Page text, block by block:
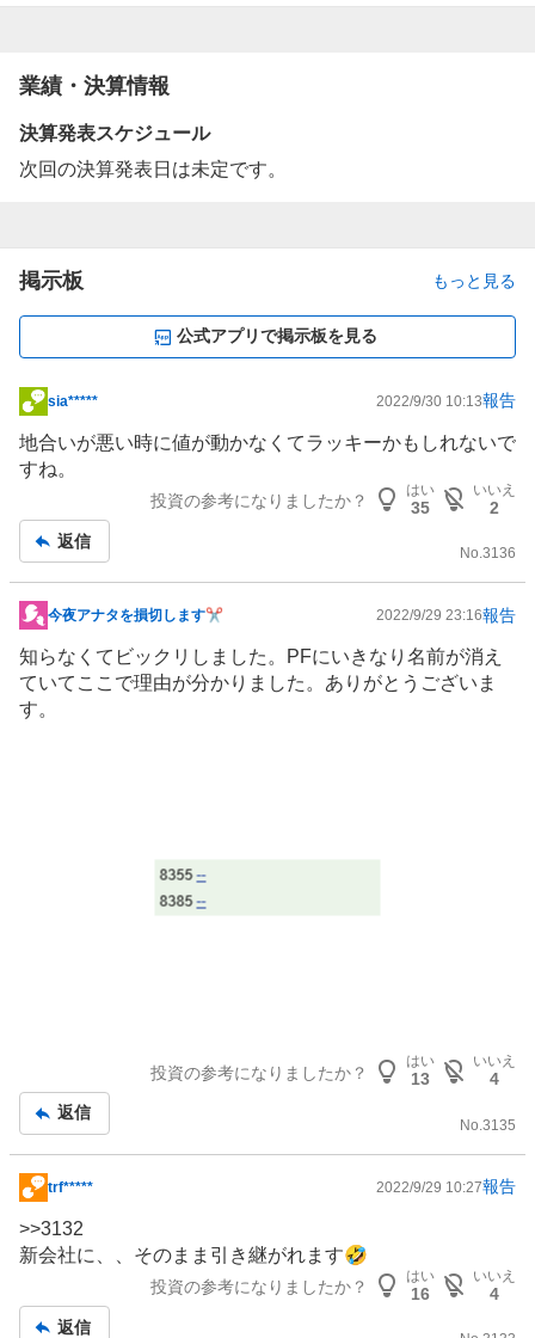
業績・決算情報
決算発表スケジュール
次回の決算発表日は未定です。
掲示板 もっと見る
公式アプリで掲示板を見る
掲
示
板
事
sia***** 2022/9/30 10:13報告
地合いが悪い時に値が動かなくてラッキーかもしれないで
すね。
投資の参考になりましたか？
はい
35
いいえ
2
返信
No.3136
掲
示
板
記
今夜アナタを損切します✂️ 2022/9/29 23:16報告
知らなくてビックリしました。PFにいきなり名前が消え
ていてここで理由が分かりました。ありがとうございま
す。
投資の参考になりましたか？
はい
13
いいえ
4
返信
No.3135
掲
示
板
事
trf***** 2022/9/29 10:27報告
>>3132
新会社に、、そのまま引き継がれます🤣
投資の参考になりましたか？
はい
16
いいえ
4
返信